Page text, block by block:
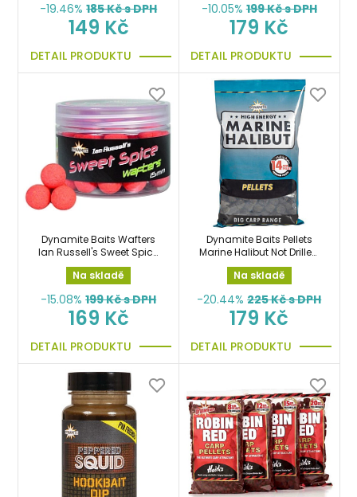
-19.46% 185Kč s DPH
149 Kč
DETAIL PRODUKTU
-10.05% 199Kč s DPH
179 Kč
DETAIL PRODUKTU
Dynamite Baits Wafters
Ian Russell's Sweet Spice
15mm
Na skladě
-15.08% 199Kč s DPH
169 Kč
DETAIL PRODUKTU
Dynamite Baits Pellets
Marine Halibut Not Drilled
14mm 900g pelety
Na skladě
-20.44% 225Kč s DPH
179 Kč
DETAIL PRODUKTU